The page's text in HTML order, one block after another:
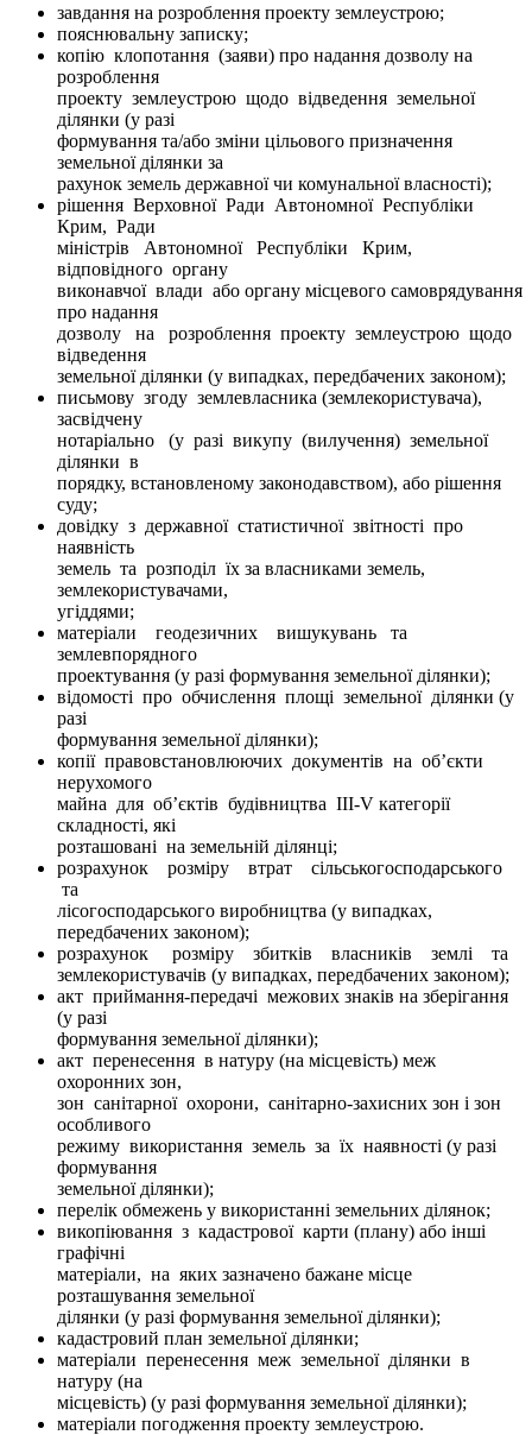
завдання на розроблення проекту землеустрою;
пояснювальну записку;
копію клопотання (заяви) про надання дозволу на
розроблення
проекту землеустрою щодо відведення земельної
ділянки (у разі
формування та/або зміни цільового призначення
земельної ділянки за
рахунок земель державної чи комунальної власності);
рішення Верховної Ради Автономної Республіки
Крим, Ради
міністрів Автономної Республіки Крим,
відповідного органу
виконавчої влади або органу місцевого самоврядування
про надання
дозволу на розроблення проекту землеустрою щодо
відведення
земельної ділянки (у випадках, передбачених законом);
письмову згоду землевласника (землекористувача),
засвідчену
нотаріально (у разі викупу (вилучення) земельної
ділянки в
порядку, встановленому законодавством), або рішення
суду;
довідку з державної статистичної звітності про
наявність
земель та розподіл їх за власниками земель,
землекористувачами,
угіддями;
матеріали геодезичних вишукувань та
землевпорядного
проектування (у разі формування земельної ділянки);
відомості про обчислення площі земельної ділянки (у
разі
формування земельної ділянки);
копії правовстановлюючих документів на об’єкти
нерухомого
майна для об’єктів будівництва III-V категорії
складності, які
розташовані на земельній ділянці;
розрахунок розміру втрат сільськогосподарського
та
лісогосподарського виробництва (у випадках,
передбачених законом);
розрахунок розміру збитків власників землі та
землекористувачів (у випадках, передбачених законом);
акт приймання-передачі межових знаків на зберігання
(у разі
формування земельної ділянки);
акт перенесення в натуру (на місцевість) меж
охоронних зон,
зон санітарної охорони, санітарно-захисних зон і зон
особливого
режиму використання земель за їх наявності (у разі
формування
земельної ділянки);
перелік обмежень у використанні земельних ділянок;
викопіювання з кадастрової карти (плану) або інші
графічні
матеріали, на яких зазначено бажане місце
розташування земельної
ділянки (у разі формування земельної ділянки);
кадастровий план земельної ділянки;
матеріали перенесення меж земельної ділянки в
натуру (на
місцевість) (у разі формування земельної ділянки);
матеріали погодження проекту землеустрою.